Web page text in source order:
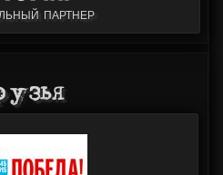
партнер